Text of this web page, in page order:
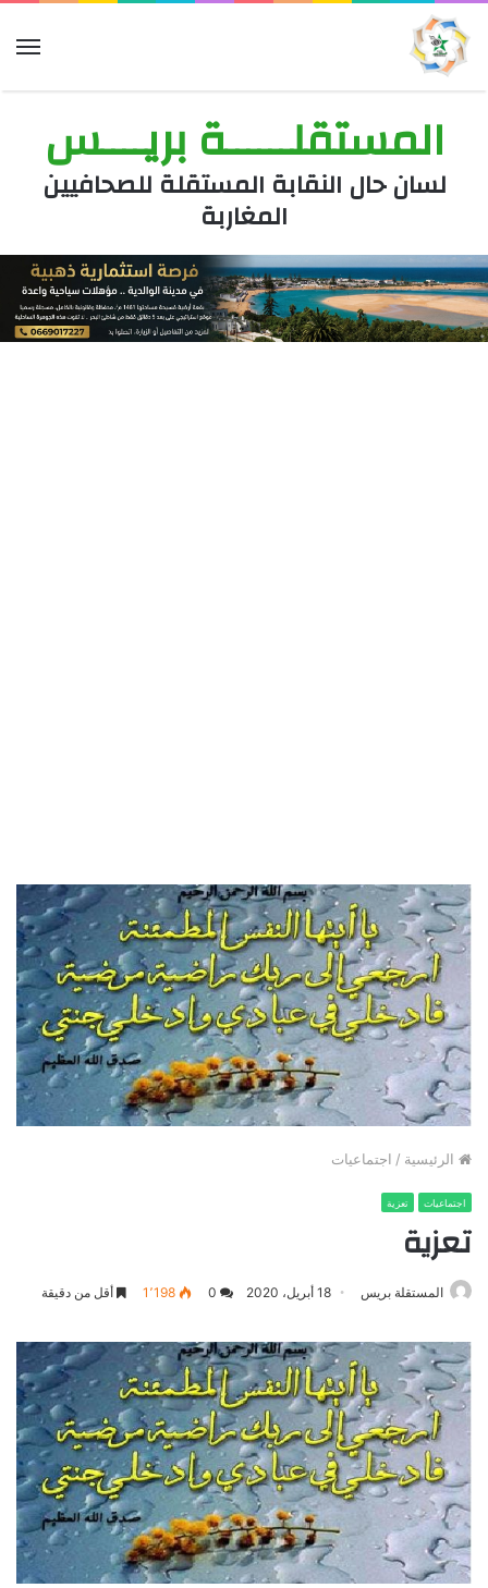
المستقلــــــة بريــــس
لسان حال النقابة المستقلة للصحافيين
المغاربة
الرئيسية / اجتماعيات
اجتماعيات تعزية
تعزية
المستقلة بريس 18 أبريل، 2020 0 1٬198 أقل من دقيقة